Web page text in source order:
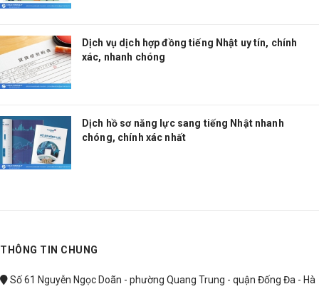
Dịch vụ dịch hợp đồng tiếng Nhật uy tín, chính
xác, nhanh chóng
Dịch hồ sơ năng lực sang tiếng Nhật nhanh
chóng, chính xác nhất
THÔNG TIN CHUNG
Số 61 Nguyễn Ngọc Doãn - phường Quang Trung - quận Đống Đa - Hà